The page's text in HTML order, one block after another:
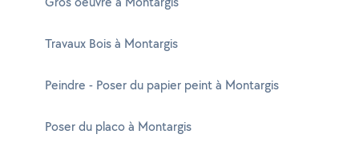
Travaux Bois à Montargis
Peindre - Poser du papier peint à Montargis
Poser du placo à Montargis